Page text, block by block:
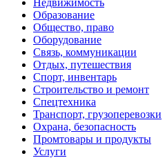
Недвижимость
Образование
Общество, право
Оборудование
Связь, коммуникации
Отдых, путешествия
Спорт, инвентарь
Строительство и ремонт
Спецтехника
Транспорт, грузоперевозки
Охрана, безопасность
Промтовары и продукты
Услуги